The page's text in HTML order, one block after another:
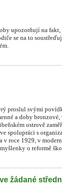
upozorňují na
se na to
proslul svými
a doby
ostrově
spolupráci s
v roce 1929, v
o reformě
žádané